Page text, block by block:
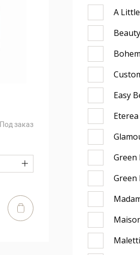
Под заказ
A
Easy
Eterea
Green
Green
Maletti